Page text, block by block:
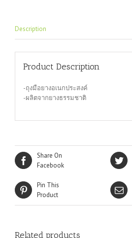
Description
Product Description
-ถุงมือยางอเนกประสงค์
-ผลิตจากยางธรรมชาติ
Share On
Facebook
Pin This
Product
Related products